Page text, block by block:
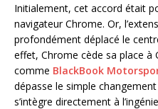
Initialement, cet accord était
navigateur Chrome. Or,
profondément déplacé le
effet, Chrome cède sa place à
comme BlackBook
dépasse le simple
s’intègre directement à